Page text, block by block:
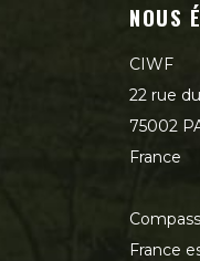
NOUS
CIWF
22 rue
75002
France
France